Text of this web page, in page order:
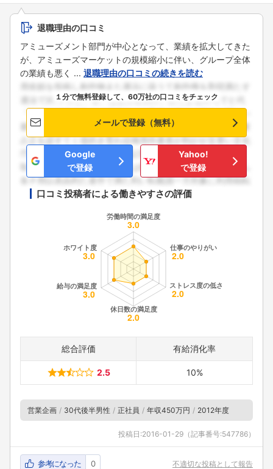
退職理由の口コミ
アミューズメント部門が中心となって、業績を拡大してきた
が、アミューズマーケットの規模縮小に伴い、グループ全体
の業績も悪く ... 退職理由の口コミの続きを読む
１分で無料登録して、60万社の口コミをチェック
メールで登録（無料）
Google
で登録
Yahoo!
で登録
口コミ投稿者による働きやすさの評価
総合評価 有給消化率
2.5 10%
営業企画 30代後半男性 正社員 年収450万円 2012年度
投稿日:2016-01-29 （記事番号:547786）
参考になった 0 不適切な投稿として報告